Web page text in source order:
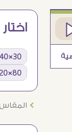
30×40 S
80×120 XL
Ö المقاس